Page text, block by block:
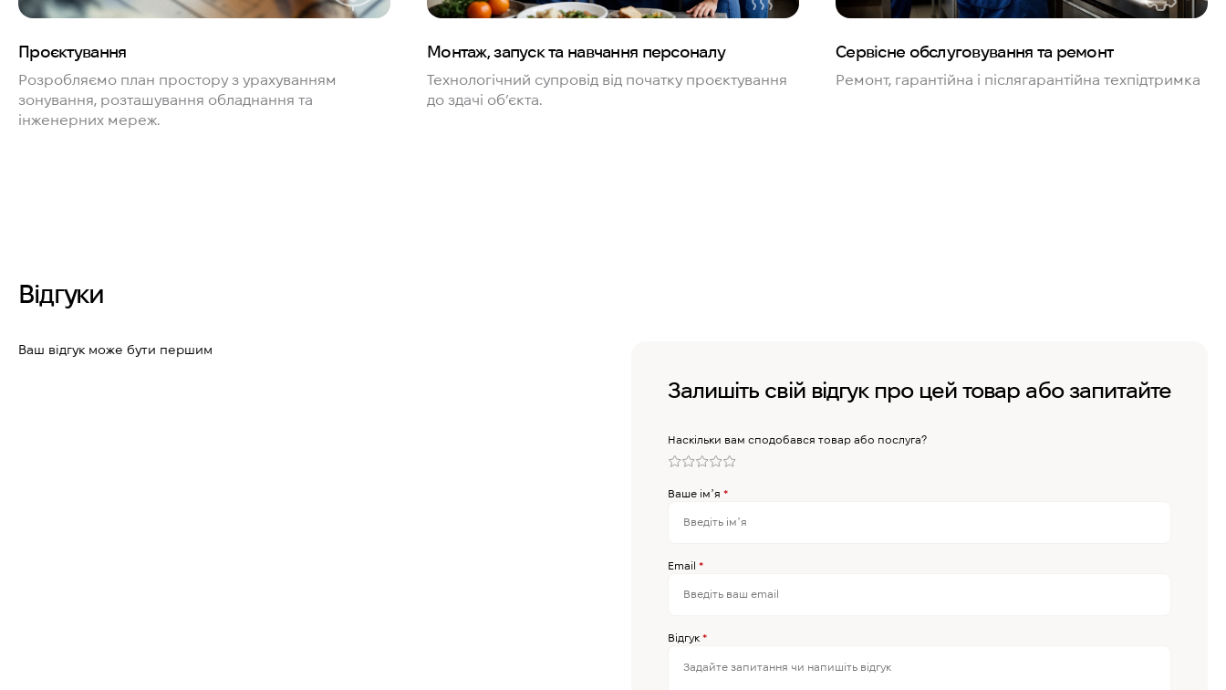
Проєктування
Розробляємо план простору з урахуванням
зонування, розташування обладнання та
інженерних мереж.
Монтаж, запуск та навчання персоналу
Технологічний супровід від початку проєктування
до здачі об’єкта.
Сервісне обслуговування та ремонт
Ремонт, гарантійна і післягарантійна техпідтримка
Відгуки
Ваш відгук може бути першим
Залишіть свій відгук про цей товар або запитайте
Наскільки вам сподобався товар або послуга?
Ваше імʼя*
Email*
Відгук*